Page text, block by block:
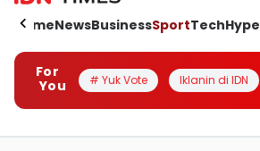
HomeNewsBusinessSportTechHype
For
You
# Yuk Vote Iklanin di IDN